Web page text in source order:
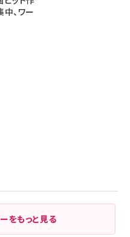
、ワー
をもっと見る